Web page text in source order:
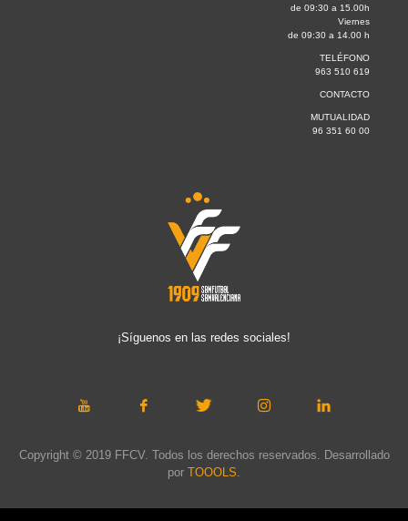
de 09:30 a 15.00h
Viernes
de 09:30 a 14.00 h
TELÉFONO
963 510 619
CONTACTO
MUTUALIDAD
96 351 60 00
¡Síguenos en las redes sociales!
Copyright © 2019 FFCV. Todos los derechos reservados. Desarrollado
por TOOOLS.